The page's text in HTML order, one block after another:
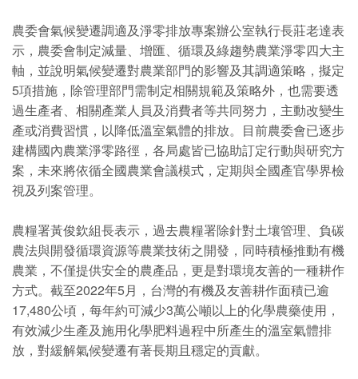
農委會氣候變遷調適及淨零排放專案辦公室執行長莊老達表
示，農委會制定減量、增匯、循環及綠趨勢農業淨零四大主
軸，並說明氣候變遷對農業部門的影響及其調適策略，擬定
5項措施，除管理部門需制定相關規範及策略外，也需要透
過生產者、相關產業人員及消費者等共同努力，主動改變生
產或消費習慣，以降低溫室氣體的排放。目前農委會已逐步
建構國內農業淨零路徑，各局處皆已協助訂定行動與研究方
案，未來將依循全國農業會議模式，定期與全國產官學界檢
視及列案管理。
農糧署黃俊欽組長表示，過去農糧署除針對土壤管理、負碳
農法與開發循環資源等農業技術之開發，同時積極推動有機
農業，不僅提供安全的農產品，更是對環境友善的一種耕作
方式。截至2022年5月，台灣的有機及友善耕作面積已逾
17,480公頃，每年約可減少3萬公噸以上的化學農藥使用，
有效減少生產及施用化學肥料過程中所產生的溫室氣體排
放，對緩解氣候變遷有著長期且穩定的貢獻。